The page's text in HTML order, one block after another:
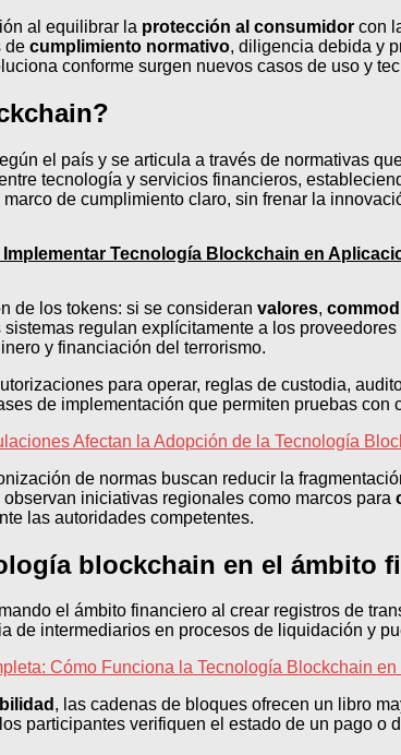
al equilibrar la protección al consumidor con
de cumplimiento normativo, diligencia debida y
conforme surgen nuevos casos de uso y
el país y se articula a través de normativas
tecnología y servicios financieros,
de cumplimiento claro, sin frenar la
Tecnología Blockchain en
de los tokens: si se consideran valores,
regulan explícitamente a los
y financiación del terrorismo.
para operar, reglas de custodia,
de implementación que permiten pruebas
Afectan la Adopción de la Tecnología
de normas buscan reducir la
iniciativas regionales como marcos para
las autoridades competentes.
blockchain en el ámbito
el ámbito financiero al crear registros de
de intermediarios en procesos de liquidación y
Cómo Funciona la Tecnología Blockchain
, las cadenas de bloques ofrecen un libro
participantes verifiquen el estado de un pago